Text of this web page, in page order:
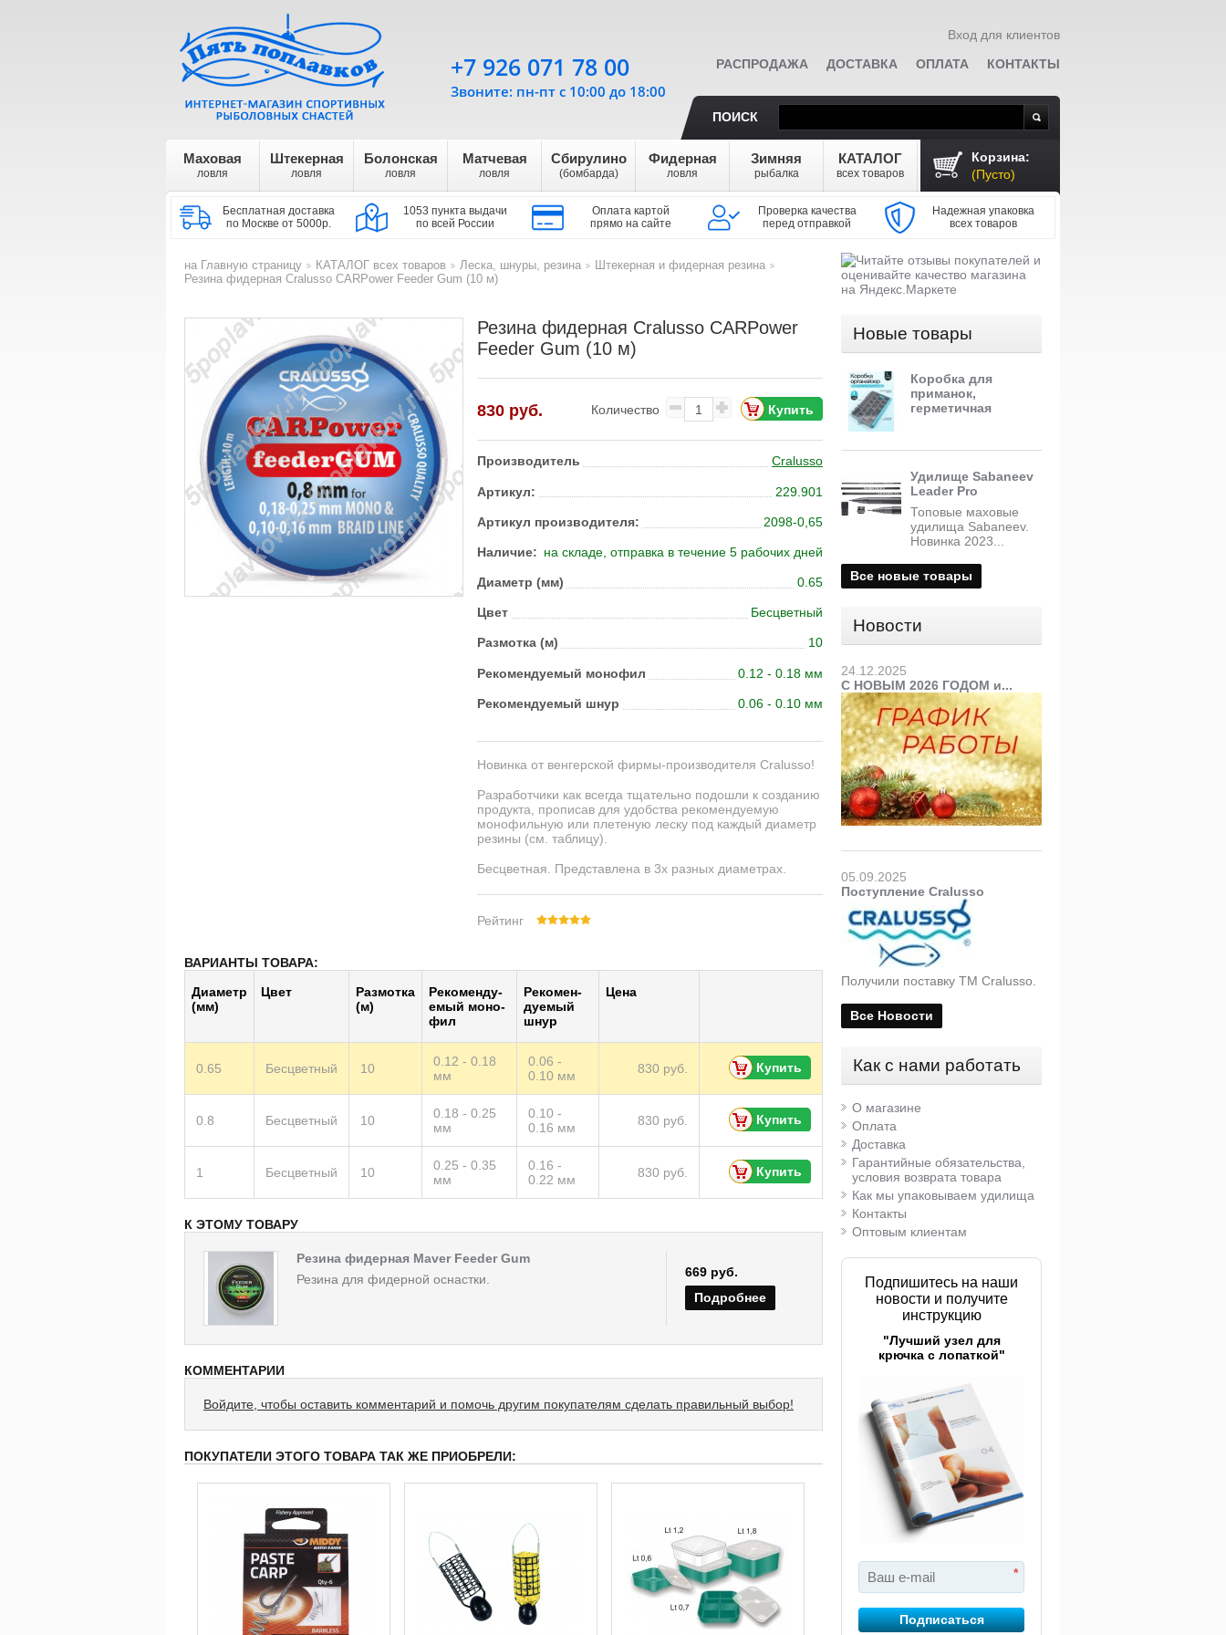
Вход для клиентов
Корзина:
(Пусто)
РАСПРОДАЖА ДОСТАВКА ОПЛАТА КОНТАКТЫ
ПОИСК
Маховая
ловля
Штекерная
ловля
Болонская
ловля
Матчевая
ловля
Сбирулино
(бомбарда)
Фидерная
ловля
Зимняя
рыбалка
КАТАЛОГ
всех товаров
Бесплатная доставка
по Москве от 5000р.
1053 пункта выдачи
по всей России
Оплата картой
прямо на сайте
Проверка качества
перед отправкой
Надежная упаковка
всех товаров
+7 926 071 78 00
Звоните: пн-пт с 10:00 до 18:00
на Главную страницу
>
КАТАЛОГ всех товаров
>
Леска, шнуры, резина
Штекерная и фидерная резина
Резина фидерная Cralusso CARPower Feeder Gum (10 м)
Резина фидерная Cralusso CARPower
Feeder Gum (10 м)
830 руб. Количество
Производитель Cralusso
Артикул: 229.901
Артикул производителя: 2098-0,65
Наличие: на складе, отправка в течение 5 рабочих дней
Диаметр (мм) 0.65
Цвет Бесцветный
Размотка (м) 10
Ре­ко­мен­ду­емый мо­но­фил 0.12 - 0.18 мм
Ре­ко­мен­ду­емый шнур 0.06 - 0.10 мм
Новинка от венгерской фирмы-производителя Cralusso!
Разработчики как всегда тщательно подошли к созданию
продукта, прописав для удобства рекомендуемую
монофильную или плетеную леску под каждый диаметр
резины (см. таблицу).
Бесцветная. Представлена в 3х разных диаметрах.
Рейтинг
ВАРИАНТЫ ТОВАРА:
Диаметр
(мм)
Цвет
Размотка
(м)
Ре­ко­мен­ду­
емый мо­но­
фил
Ре­ко­мен­
ду­емый
шнур
Цена
0.65 Бесцветный 10
0.12 - 0.18
мм
0.06 -
0.10 мм
830 руб. Купить
0.8 Бесцветный 10
0.18 - 0.25
мм
0.10 -
0.16 мм
830 руб. Купить
1 Бесцветный 10
0.25 - 0.35
мм
0.16 -
0.22 мм
830 руб. Купить
К ЭТОМУ ТОВАРУ
Резина фидерная Maver Feeder Gum
Резина для фидерной оснастки.
669 руб.
Подробнее
КОММЕНТАРИИ
Войдите, чтобы оставить комментарий и помочь другим покупателям сделать правильный выбор!
ПОКУПАТЕЛИ ЭТОГО ТОВАРА ТАК ЖЕ ПРИОБРЕЛИ:
Новые товары
Коробка для
приманок,
герметичная
Удилище Sabaneev
Leader Pro
Топовые маховые
удилища Sabaneev.
Новинка 2023...
Все новые товары
Новости
24.12.2025
С НОВЫМ 2026 ГОДОМ и...
05.09.2025
Поступление Cralusso
Получили поставку ТМ Cralusso.
Все Новости
Как с нами работать
О магазине
Оплата
Доставка
Гарантийные обязательства,
условия возврата товара
Как мы упаковываем удилища
Контакты
Оптовым клиентам
Подпишитесь на наши
новости и получите
инструкцию
"Лучший узел для
крючка с лопаткой"
*
Подписаться